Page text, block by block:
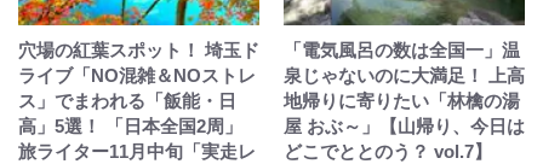
穴場の紅葉スポット！ 埼玉ド
ライブ「NO混雑＆NOストレ
ス」でまわれる「飯能・日
高」5選！ 「日本全国2周」
旅ライター11月中旬「実走レ
「電気風呂の数は全国一」温
泉じゃないのに大満足！ 上高
地帰りに寄りたい「林檎の湯
屋 おぶ～」【山帰り、今日は
どこでととのう？ vol.7】